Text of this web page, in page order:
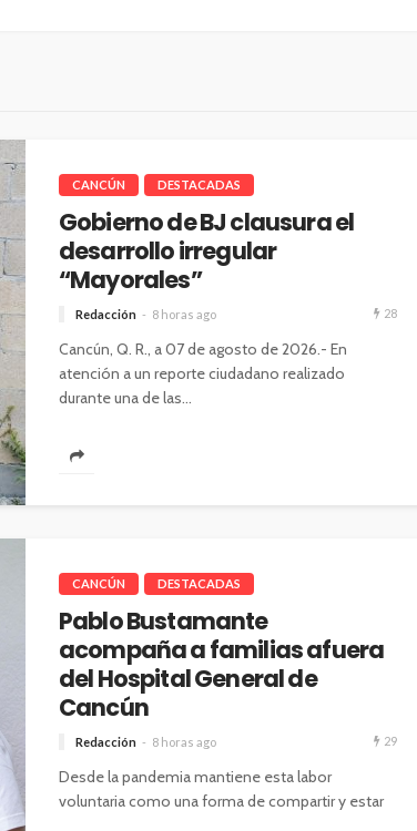
CANCÚN DESTACADAS
Gobierno de BJ clausura el
desarrollo irregular
“Mayorales”
Redacción 8 horas ago 28
Cancún, Q. R., a 07 de agosto de 2026.- En
atención a un reporte ciudadano realizado
durante una de las...
CANCÚN DESTACADAS
Pablo Bustamante
acompaña a familias afuera
del Hospital General de
Cancún
Redacción 8 horas ago 29
Desde la pandemia mantiene esta labor
voluntaria como una forma de compartir y estar